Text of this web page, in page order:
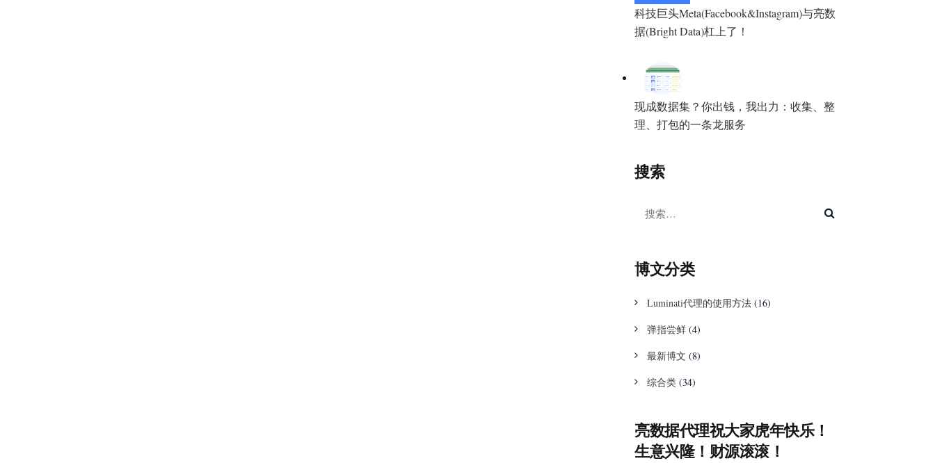
科技巨头Meta(Facebook&Instagram)与亮数
据(Bright Data)杠上了！
现成数据集？你出钱，我出力：收集、整
理、打包的一条龙服务
搜索
博文分类
Luminati代理的使用方法 (16)
弹指尝鲜 (4)
最新博文 (8)
综合类 (34)
亮数据代理祝大家虎年快乐！
生意兴隆！财源滚滚！